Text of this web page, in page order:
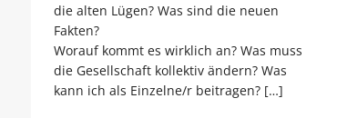
die alten Lügen? Was sind die neuen
Fakten?
Worauf kommt es wirklich an? Was muss
die Gesellschaft kollektiv ändern? Was
kann ich als Einzelne/r beitragen? […]